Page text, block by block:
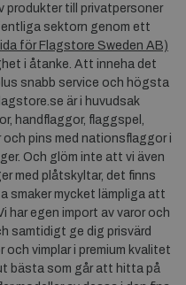
produkter till privatpersoner
sektorn genom ett
för Flagstore Sweden AB)
i åtanke. Att inneha det
snabb service och högsta
är i huvudsak
handflaggor, flaggspel,
pins med nationsflaggor i
Och glöm inte att vi även
med plåtskyltar, det finns
smaker mycket lämpliga att
har egen import av varor och
samtidigt ge dig prisvärd
vimplar i premium kvalitet
bästa som går att hitta på